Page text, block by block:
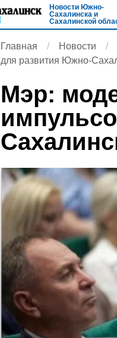
Новости Южно-
Сахалинска и
Сахалинской
Главная Новости
для развития Южно-
Мэр: